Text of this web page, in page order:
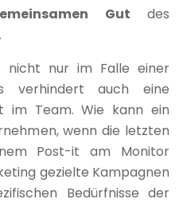
Gut des
nicht nur im Falle einer
verhindert auch eine
im Team. Wie kann ein
wenn die letzten
Post-it am Monitor
gezielte Kampagnen
Bedürfnisse der